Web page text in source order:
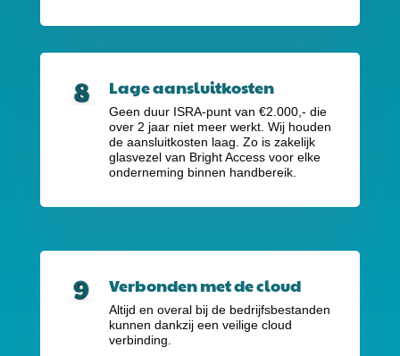
Lage aansluitkosten
Geen duur ISRA-punt van €2.000,- die
over 2 jaar niet meer werkt. Wij houden
de aansluitkosten laag. Zo is zakelijk
glasvezel van Bright Access voor elke
onderneming binnen handbereik.
Verbonden met de cloud
Altijd en overal bij de bedrijfsbestanden
kunnen dankzij een veilige cloud
verbinding.